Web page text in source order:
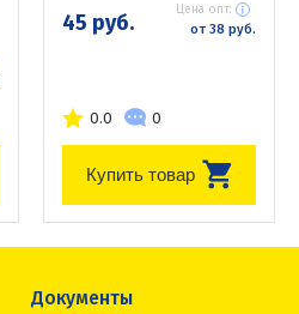
45 руб. Цена опт:
от 38 руб.
0.0 0
Купить товар
Документы